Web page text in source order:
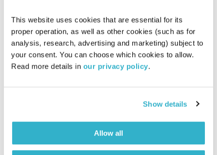
This website uses cookies that are essential for its
proper operation, as well as other cookies (such as for
analysis, research, advertising and marketing) subject to
your consent. You can choose which cookies to allow.
Read more details in our privacy policy.
Show details
Allow all
השעה המיוחדת
אסי זיגדון
10.01.19
00:57:12
אסי זיגדון מארח את חני דינור ורוני סומק, לשעה מלאת השראה על
12 שירי משוררים שהלחינה
אודיו